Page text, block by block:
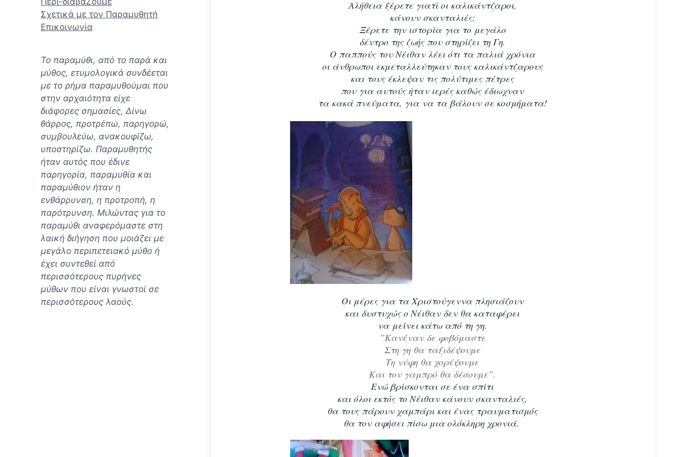
Σχετικά με τον Παραμυθητή
Επικοινωνία
Το παραμύθι, από το παρά και
μύθος, ετυμολογικά συνδέεται
με το ρήμα παραμυθούμαι που
στην αρχαιότητα είχε
διάφορες σημασίες, Δίνω
θάρρος, προτρέπω, παρηγορώ,
συμβουλεύω, ανακουφίζω,
υποστηρίζω. Παραμυθητής
ήταν αυτός που έδινε
παρηγορία, παραμυθία και
παραμύθιον ήταν η
ενθάρρυνση, η προτροπή, η
παρότρυνση. Mιλώντας για το
παραμύθι αναφερόμαστε στη
λαική διήγηση που μοιάζει με
μεγάλο περιπετειακό μύθο ή
έχει συντεθεί από
περισσότερους πυρήνες
μύθων που είναι γνωστοί σε
περισσότερους λαούς.
Αλήθεια ξέρετε γιατί οι καλικάντζαροι,
κάνουν σκανταλιές;
Ξέρετε την ιστορία για το μεγάλο
δέντρο της ζωής που στηρίζει τη Γη.
Ο παππούς του Νέιθαν λέει ότι τα παλιά χρόνια
οι άνθρωποι εκμεταλλεύτηκαν τους καλικάντζαρους
και τους έκλεψαν τις πολύτιμες πέτρες
που για αυτούς ήταν ιερές καθώς έδιωχναν
τα κακά πνεύματα, για να τα βάλουν σε κοσμήματα!
Οι μέρες για τα Χριστούγεννα πλησιάζουν
και δυστυχώς ο Νέιθαν δεν θα καταφέρει
να μείνει κάτω από τη γη.
”Κανέναν δε φοβόμαστε
Στη γη θα ταξιδέψουμε
Τη νύφη θα χορέψουμε
Και τον γαμπρό θα δέσουμε”.
Ενώ βρίσκονται σε ένα σπίτι
και όλοι εκτός το Νέιθαν κάνουν σκανταλιές,
θα τους πάρουν χαμπάρι και ένας τραυματισμός
θα τον αφήσει πίσω μια ολόκληρη χρονιά.